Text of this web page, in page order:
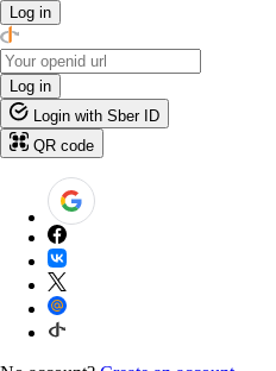
Log in
Log in
Login with Sber ID
QR code